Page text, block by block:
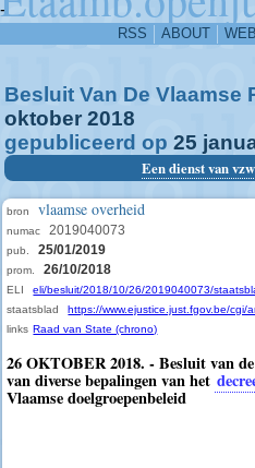
-
RSS ABOUT
Besluit Van De Vlaamse
oktober 2018
gepubliceerd op 25
Een dienst van
bron vlaamse overheid
numac 2019040073
pub. 25/01/2019
prom. 26/10/2018
ELI
eli/besluit/2018/10/26/2019040073/
staatsblad
https://www.ejustice.just.fgov.be/cgi/
links Raad van State (chrono)
26 OKTOBER 2018. - Besluit van
van diverse bepalingen van het
Vlaamse doelgroepenbeleid